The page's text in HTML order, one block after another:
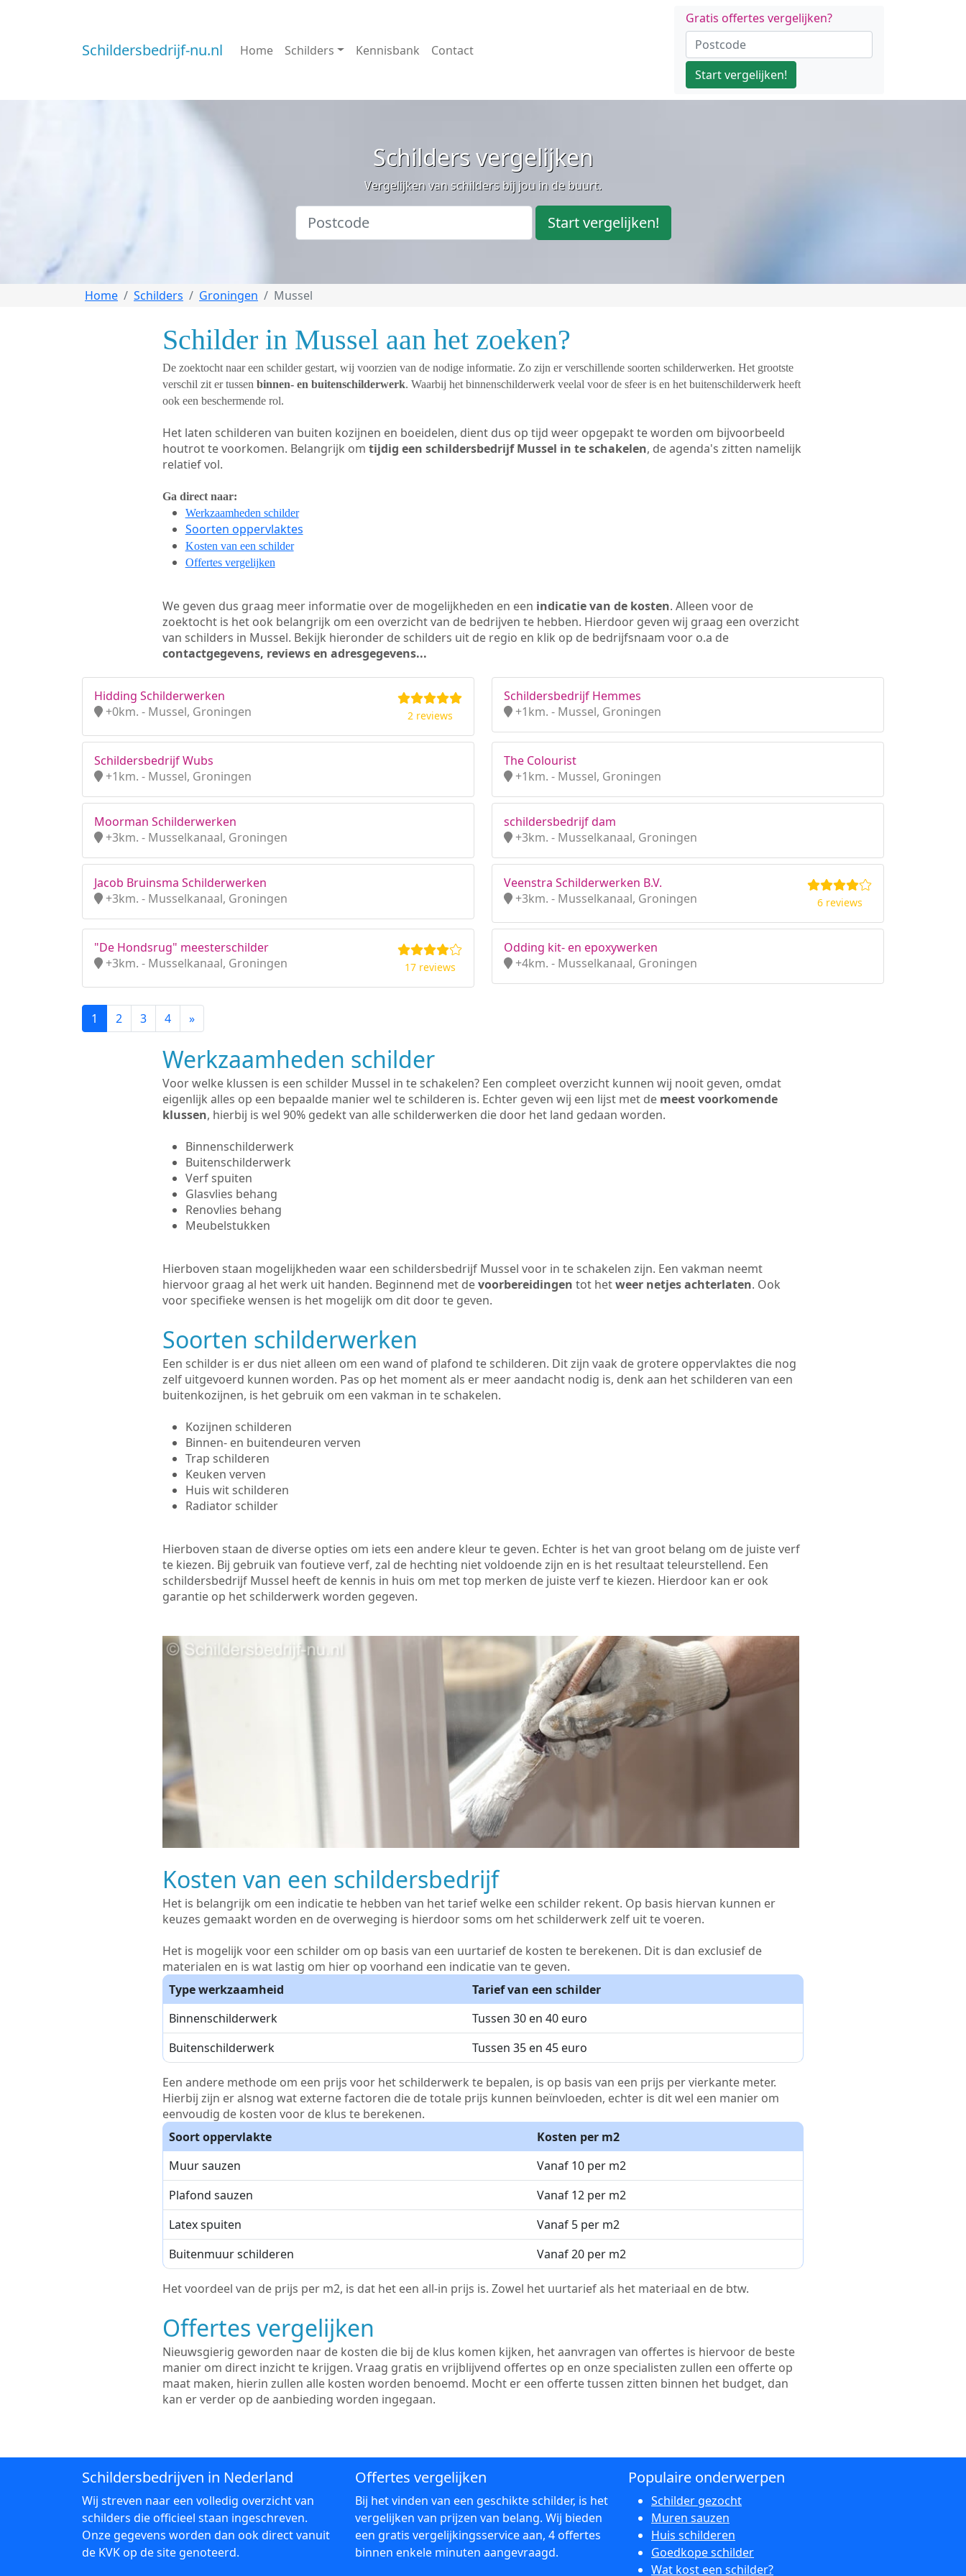
Schildersbedrijf-nu.nl Home Schilders Kennisbank Contact
Gratis offertes vergelijken?
Start vergelijken!
Schilders vergelijken
Vergelijken van schilders bij jou in de buurt.
Start vergelijken!
Home Schilders Groningen Mussel
Schilder in Mussel aan het zoeken?
De zoektocht naar een schilder gestart, wij voorzien van de nodige informatie. Zo zijn er verschillende soorten schilderwerken. Het grootste
verschil zit er tussen binnen- en buitenschilderwerk. Waarbij het binnenschilderwerk veelal voor de sfeer is en het buitenschilderwerk heeft
ook een beschermende rol.
Het laten schilderen van buiten kozijnen en boeidelen, dient dus op tijd weer opgepakt te worden om bijvoorbeeld
houtrot te voorkomen. Belangrijk om tijdig een schildersbedrijf Mussel in te schakelen, de agenda's zitten namelijk
relatief vol.
Ga direct naar:
Werkzaamheden schilder
Soorten oppervlaktes
Kosten van een schilder
Offertes vergelijken
We geven dus graag meer informatie over de mogelijkheden en een indicatie van de kosten. Alleen voor de
zoektocht is het ook belangrijk om een overzicht van de bedrijven te hebben. Hierdoor geven wij graag een overzicht
van schilders in Mussel. Bekijk hieronder de schilders uit de regio en klik op de bedrijfsnaam voor o.a de
contactgegevens, reviews en adresgegevens...
Hidding Schilderwerken
+0km. - Mussel, Groningen
2 reviews
Schildersbedrijf Hemmes
+1km. - Mussel, Groningen
Schildersbedrijf Wubs
+1km. - Mussel, Groningen
The Colourist
+1km. - Mussel, Groningen
Moorman Schilderwerken
+3km. - Musselkanaal, Groningen
schildersbedrijf dam
+3km. - Musselkanaal, Groningen
Jacob Bruinsma Schilderwerken
+3km. - Musselkanaal, Groningen
Veenstra Schilderwerken B.V.
+3km. - Musselkanaal, Groningen
6 reviews
"De Hondsrug" meesterschilder
+3km. - Musselkanaal, Groningen
17 reviews
Odding kit- en epoxywerken
+4km. - Musselkanaal, Groningen
1 2 3 4 »
Werkzaamheden schilder
Voor welke klussen is een schilder Mussel in te schakelen? Een compleet overzicht kunnen wij nooit geven, omdat
eigenlijk alles op een bepaalde manier wel te schilderen is. Echter geven wij een lijst met de meest voorkomende
klussen, hierbij is wel 90% gedekt van alle schilderwerken die door het land gedaan worden.
Binnenschilderwerk
Buitenschilderwerk
Verf spuiten
Glasvlies behang
Renovlies behang
Meubelstukken
Hierboven staan mogelijkheden waar een schildersbedrijf Mussel voor in te schakelen zijn. Een vakman neemt
hiervoor graag al het werk uit handen. Beginnend met devoorbereidingen tot hetweer netjes achterlaten. Ook
voor specifieke wensen is het mogelijk om dit door te geven.
Soorten schilderwerken
Een schilder is er dus niet alleen om een wand of plafond te schilderen. Dit zijn vaak de grotere oppervlaktes die nog
zelf uitgevoerd kunnen worden. Pas op het moment als er meer aandacht nodig is, denk aan het schilderen van een
buitenkozijnen, is het gebruik om een vakman in te schakelen.
Kozijnen schilderen
Binnen- en buitendeuren verven
Trap schilderen
Keuken verven
Huis wit schilderen
Radiator schilder
Hierboven staan de diverse opties om iets een andere kleur te geven. Echter is het van groot belang om de juiste verf
te kiezen. Bij gebruik van foutieve verf, zal de hechting niet voldoende zijn en is het resultaat teleurstellend. Een
schildersbedrijf Mussel heeft de kennis in huis om met top merken de juiste verf te kiezen. Hierdoor kan er ook
garantie op het schilderwerk worden gegeven.
Kosten van een schildersbedrijf
Het is belangrijk om een indicatie te hebben van het tarief welke een schilder rekent. Op basis hiervan kunnen er
keuzes gemaakt worden en de overweging is hierdoor soms om het schilderwerk zelf uit te voeren.
Het is mogelijk voor een schilder om op basis van een uurtarief de kosten te berekenen. Dit is dan exclusief de
materialen en is wat lastig om hier op voorhand een indicatie van te geven.
Type werkzaamheid
Tarief van een schilder
Binnenschilderwerk
Tussen 30 en 40 euro
Buitenschilderwerk
Tussen 35 en 45 euro
Een andere methode om een prijs voor het schilderwerk te bepalen, is op basis van een prijs per vierkante meter.
Hierbij zijn er alsnog wat externe factoren die de totale prijs kunnen beïnvloeden, echter is dit wel een manier om
eenvoudig de kosten voor de klus te berekenen.
Soort oppervlakte
Kosten per m2
Muur sauzen
Vanaf 10 per m2
Plafond sauzen
Vanaf 12 per m2
Latex spuiten
Vanaf 5 per m2
Buitenmuur schilderen
Vanaf 20 per m2
Het voordeel van de prijs per m2, is dat het een all-in prijs is. Zowel het uurtarief als het materiaal en de btw.
Offertes vergelijken
Nieuwsgierig geworden naar de kosten die bij de klus komen kijken, het aanvragen van offertes is hiervoor de beste
manier om direct inzicht te krijgen. Vraag gratis en vrijblijvend offertes op en onze specialisten zullen een offerte op
maat maken, hierin zullen alle kosten worden benoemd. Mocht er een offerte tussen zitten binnen het budget, dan
kan er verder op de aanbieding worden ingegaan.
Schildersbedrijven in Nederland
Wij streven naar een volledig overzicht van
schilders die officieel staan ingeschreven.
Onze gegevens worden dan ook direct vanuit
de KVK op de site genoteerd.
Offertes vergelijken
Bij het vinden van een geschikte schilder, is het
vergelijken van prijzen van belang. Wij bieden
een gratis vergelijkingsservice aan, 4 offertes
binnen enkele minuten aangevraagd.
Populaire onderwerpen
Schilder gezocht
Muren sauzen
Huis schilderen
Goedkope schilder
Wat kost een schilder?